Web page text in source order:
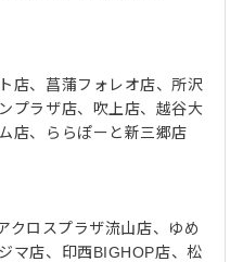
店、菖蒲フォレオ店、所沢
プラザ店、吹上店、越谷大
店、ららぽーと新三郷店
クロスプラザ流山店、ゆめ
マ店、印西BIGHOP店、松